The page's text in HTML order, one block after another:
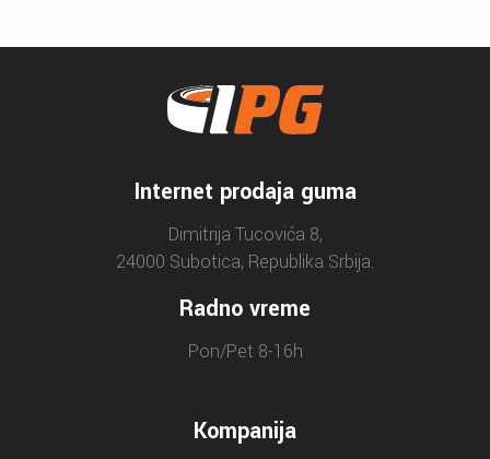
Internet prodaja guma
Dimitrija Tucovića 8,
24000 Subotica, Republika Srbija.
Radno vreme
Pon/Pet 8-16h
Kompanija